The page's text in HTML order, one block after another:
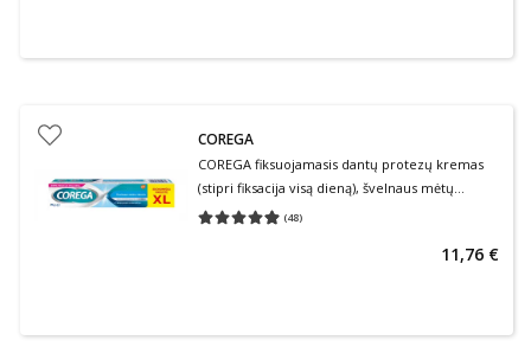
COREGA
COREGA fiksuojamasis dantų protezų kremas
(stipri fiksacija visą dieną), švelnaus mėtų
skonio, 70 g
(48)
Vidutinis įvertinimas 4.90
11,76 €